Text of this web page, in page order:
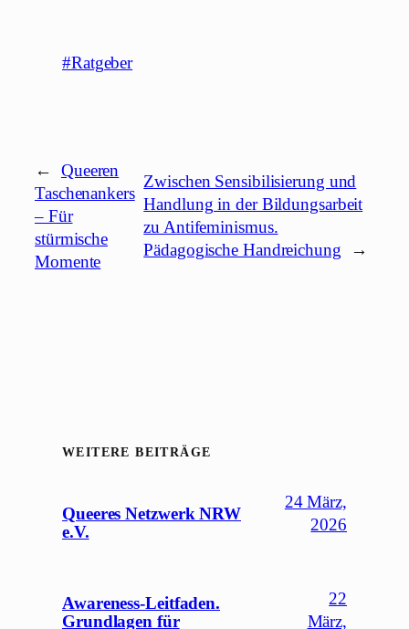
#Ratgeber
←
Queeren
Taschenankers
– Für
stürmische
Momente
Zwischen Sensibilisierung und
Handlung in der Bildungsarbeit
zu Antifeminismus.
Pädagogische Handreichung
→
WEITERE BEITRÄGE
Queeres Netzwerk NRW
e.V.
24 März,
2026
Awareness-Leitfaden.
Grundlagen für
22
März,